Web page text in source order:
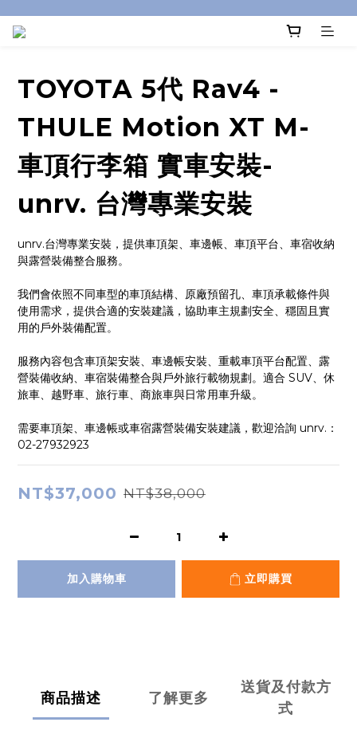
TOYOTA 5代 Rav4 -
THULE Motion XT M-
車頂行李箱 實車安裝-
unrv. 台灣專業安裝
unrv.台灣專業安裝，提供車頂架、車邊帳、車頂平台、車宿收納
與露營裝備整合服務。
我們會依照不同車型的車頂結構、原廠預留孔、車頂承載條件與
使用需求，提供合適的安裝建議，協助車主規劃安全、穩固且實
用的戶外裝備配置。
服務內容包含車頂架安裝、車邊帳安裝、重載車頂平台配置、露
營裝備收納、車宿裝備整合與戶外旅行載物規劃。適合 SUV、休
旅車、越野車、旅行車、商旅車與日常用車升級。
需要車頂架、車邊帳或車宿露營裝備安裝建議，歡迎洽詢 unrv.：
02-27932923
NT$37,000 NT$38,000
加入購物車 立即購買
商品描述 了解更多
送貨及付款方
式